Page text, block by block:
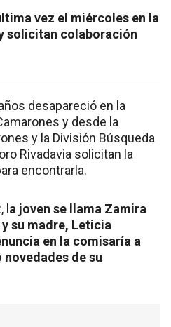
vez el miércoles en la
solicitan colaboración
desapareció en la
y desde la
y la División Búsqueda
Rivadavia solicitan la
encontrarla.
a joven se llama Zamira
su madre, Leticia
en la comisaría a
de su